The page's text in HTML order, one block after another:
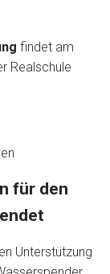
findet am
Realschule
für den
Unterstützung